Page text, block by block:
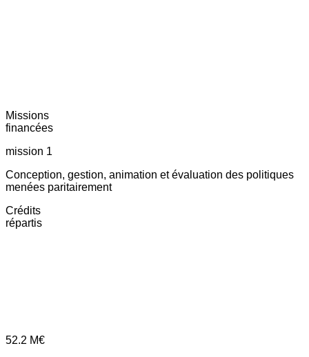
Missions
financées
mission 1
Conception, gestion, animation et évaluation des politiques
menées paritairement
Crédits
répartis
52.2 M€